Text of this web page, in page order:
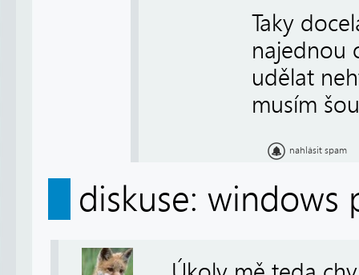
Taky
najednou
udělat
musím
nahlásit spam
diskuse: windows